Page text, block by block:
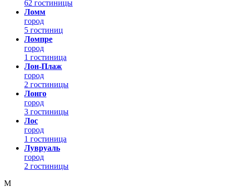
62 гостиницы
Ломм
город
5 гостиниц
Ломпре
город
1 гостиница
Лон-Плаж
город
2 гостиницы
Лонго
город
3 гостиницы
Лос
город
1 гостиница
Лувруаль
город
2 гостиницы
М